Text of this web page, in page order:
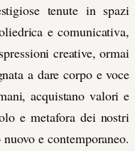
tenute in spazi
e comunicativa,
creative, ormai
a dare corpo e voce
acquistano valori e
e metafora dei nostri
e contemporaneo.